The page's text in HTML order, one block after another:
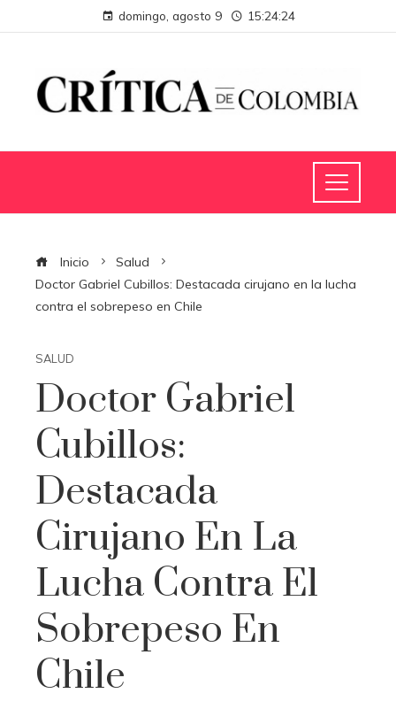
domingo, agosto 9 15:24:25
Inicio
Salud
Doctor Gabriel Cubillos: Destacada cirujano en la lucha
contra el sobrepeso en Chile
SALUD
Doctor Gabriel
Cubillos:
Destacada
Cirujano En La
Lucha Contra El
Sobrepeso En
Chile